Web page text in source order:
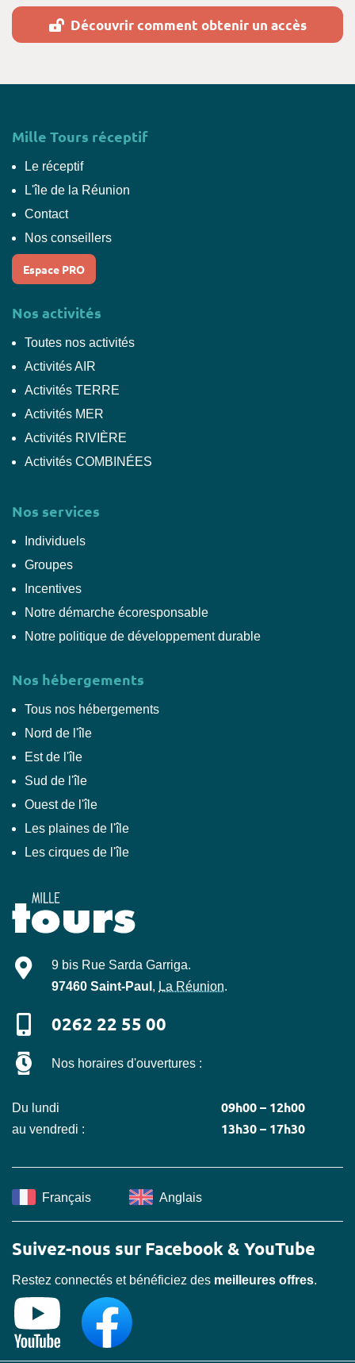
Découvrir comment obtenir un accès
Mille Tours réceptif
Le réceptif
L'île de la Réunion
Contact
Nos conseillers
Espace PRO
Nos activités
Toutes nos activités
Activités AIR
Activités TERRE
Activités MER
Activités RIVIÈRE
Activités COMBINÉES
Nos services
Individuels
Groupes
Incentives
Notre démarche écoresponsable
Notre politique de développement durable
Nos hébergements
Tous nos hébergements
Nord de l'île
Est de l'île
Sud de l'île
Ouest de l'île
Les plaines de l'île
Les cirques de l'île
Mille-Tours
9 bis Rue Sarda Garriga.
97460 Saint-Paul , La Réunion.
0262 22 55 00
Nos horaires d'ouvertures :
Du lundi
au vendredi :
09h00 – 12h00
13h30 – 17h30
Français Anglais
Suivez-nous sur Facebook & YouTube
Restez connectés et bénéficiez des meilleures offres.